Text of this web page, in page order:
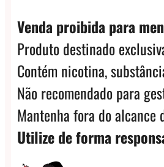
Venda proibida para
Produto destinado
Contém nicotina,
Não recomendado para
Mantenha fora do alcance
Utilize de forma